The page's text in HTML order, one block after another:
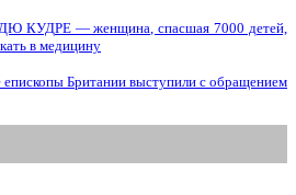
КУДРЕ — женщина, спасшая 7000 детей,
в медицину
епископы Британии выступили с обращением